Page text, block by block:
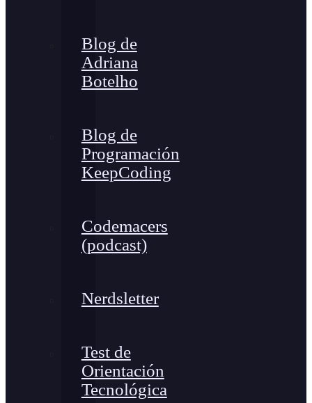
Blog de
Adriana
Botelho
Blog de
Programación
KeepCoding
Codemacers
(podcast)
Nerdsletter
Test de
Orientación
Tecnológica